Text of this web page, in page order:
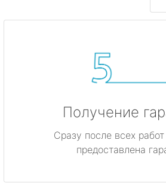
Получение
Сразу после всех
предоставлена